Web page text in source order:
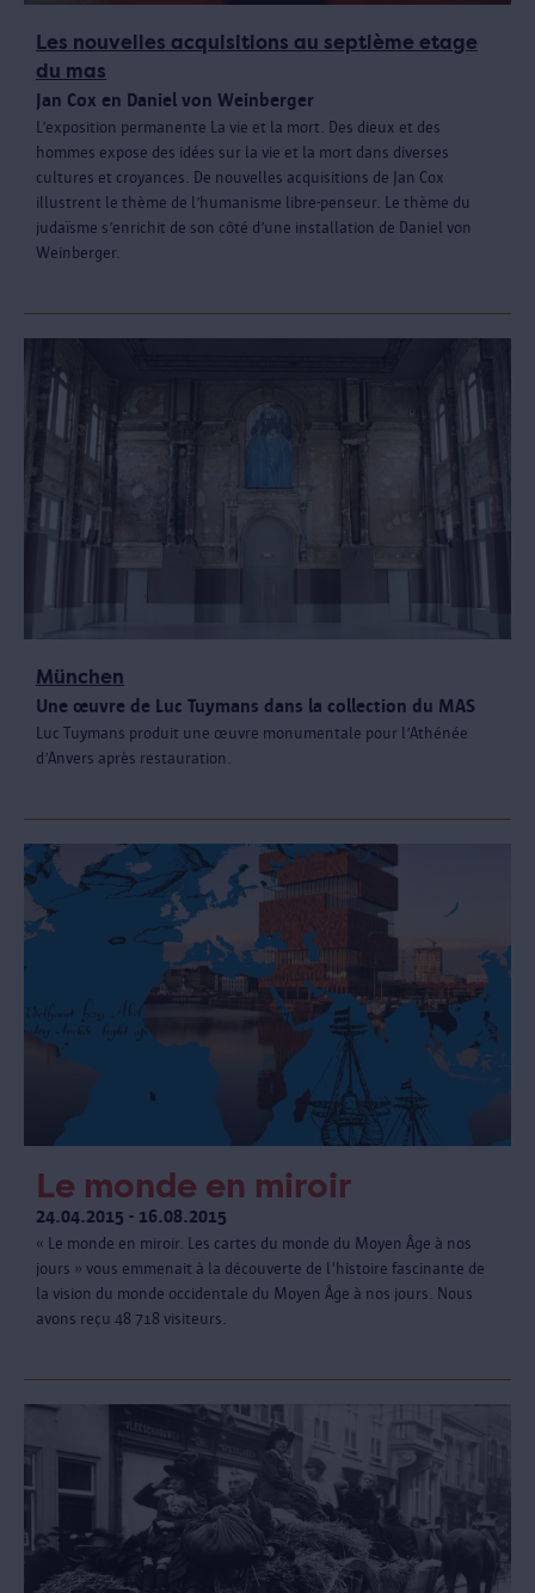
Les nouvelles acquisitions au septième etage
du mas
Jan Cox en Daniel von Weinberger
L’exposition permanente La vie et la mort. Des dieux et des
hommes expose des idées sur la vie et la mort dans diverses
cultures et croyances. De nouvelles acquisitions de Jan Cox
illustrent le thème de l’humanisme libre-penseur. Le thème du
judaïsme s’enrichit de son côté d’une installation de Daniel von
Weinberger.
München
Une œuvre de Luc Tuymans dans la collection du MAS
Luc Tuymans produit une œuvre monumentale pour l’Athénée
d’Anvers après restauration.
Le monde en miroir
24.04.2015 - 16.08.2015
« Le monde en miroir. Les cartes du monde du Moyen Âge à nos
jours » vous emmenait à la découverte de l'histoire fascinante de
la vision du monde occidentale du Moyen Âge à nos jours. Nous
avons reçu 48 718 visiteurs.